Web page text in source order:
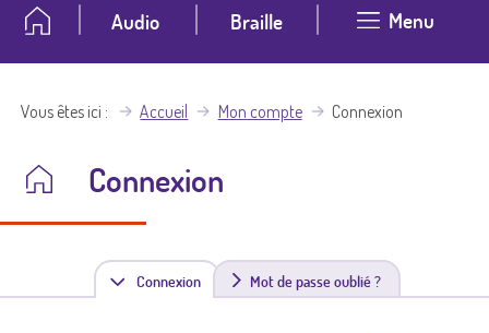
Audio Braille Menu
Vous êtes ici Accueil Mon compte Connexion
Connexion
Connexion(
Mot de passe oublié ?